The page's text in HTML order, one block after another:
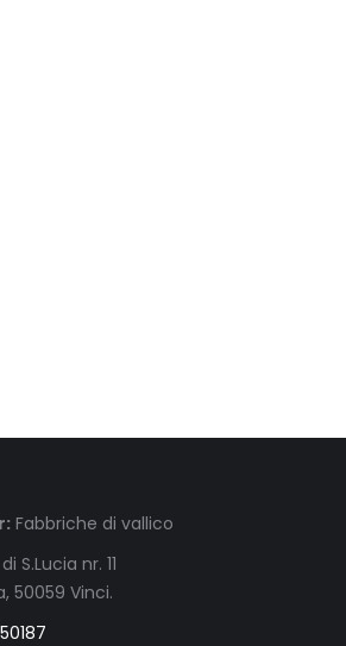
Fabbriche di vallico
S.Lucia nr. 11
50059 Vinci.